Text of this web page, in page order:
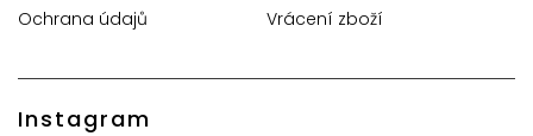
Ochrana údajů
Vrácení zboží
Instagram